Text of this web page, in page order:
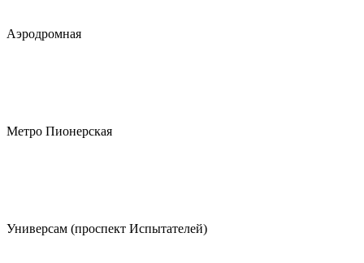
Аэродромная
Метро Пионерская
Универсам (проспект Испытателей)